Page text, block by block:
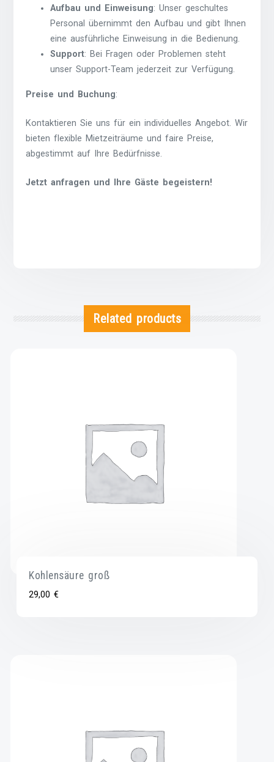
Aufbau und Einweisung: Unser geschultes
Personal übernimmt den Aufbau und gibt Ihnen
eine ausführliche Einweisung in die Bedienung.
Support: Bei Fragen oder Problemen steht
unser Support-Team jederzeit zur Verfügung.
Preise und Buchung:
Kontaktieren Sie uns für ein individuelles Angebot. Wir
bieten flexible Mietzeiträume und faire Preise,
abgestimmt auf Ihre Bedürfnisse.
Jetzt anfragen und Ihre Gäste begeistern!
Related products
Kohlensäure groß
29,00€